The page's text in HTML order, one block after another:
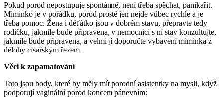
Pokud porod nepostupuje spontánně, není třeba spěchat, panikařit.
Miminko je v pořádku, porod prostě jen nejde vůbec rychle a je
třeba pomoc. Žena i děťátko jsou v dobrém stavu, přepravte tedy
rodičku, jakmile bude připravena, v nemocnici s ní stav konzultujte,
jakmile bude připravena, a velmi jí doporučte vybavení miminka z
dělohy císařským řezem.
Věci k zapamatování
Toto jsou body, které by měly mít porodní asistentky na mysli, když
podporují vaginální porod koncem pánevním: